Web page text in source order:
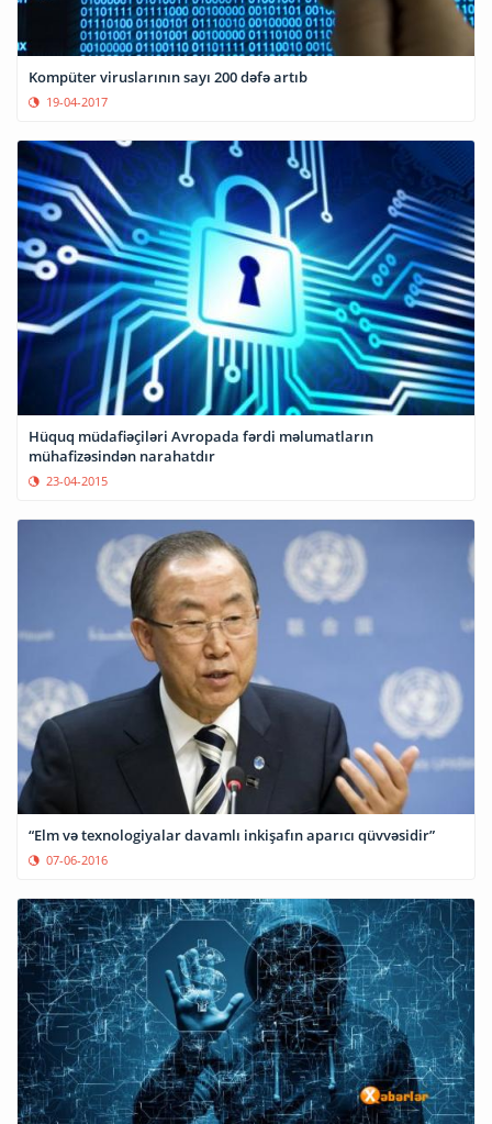
Kompüter viruslarının sayı 200 dəfə artıb
19-04-2017
Hüquq müdafiəçiləri Avropada fərdi məlumatların
mühafizəsindən narahatdır
23-04-2015
“Elm və texnologiyalar davamlı inkişafın aparıcı qüvvəsidir”
07-06-2016